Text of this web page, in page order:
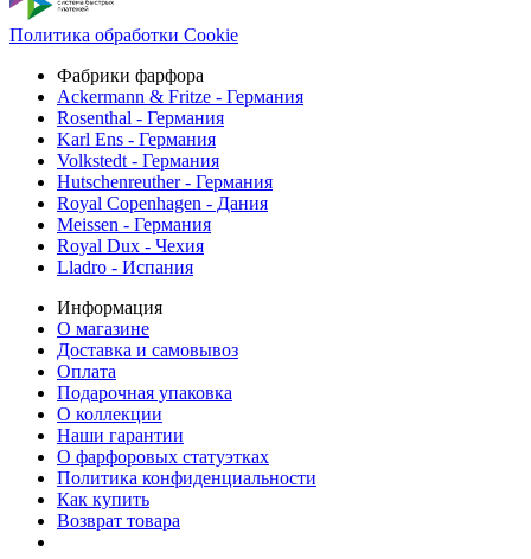
Политика обработки Cookie
Фабрики фарфора
Ackermann & Fritze - Германия
Rosenthal - Германия
Karl Ens - Германия
Volkstedt - Германия
Hutschenreuther - Германия
Royal Copenhagen - Дания
Meissen - Германия
Royal Dux - Чехия
Lladro - Испания
Информация
О магазине
Доставка и самовывоз
Оплата
Подарочная упаковка
О коллекции
Наши гарантии
О фарфоровых статуэтках
Политика конфиденциальности
Как купить
Возврат товара